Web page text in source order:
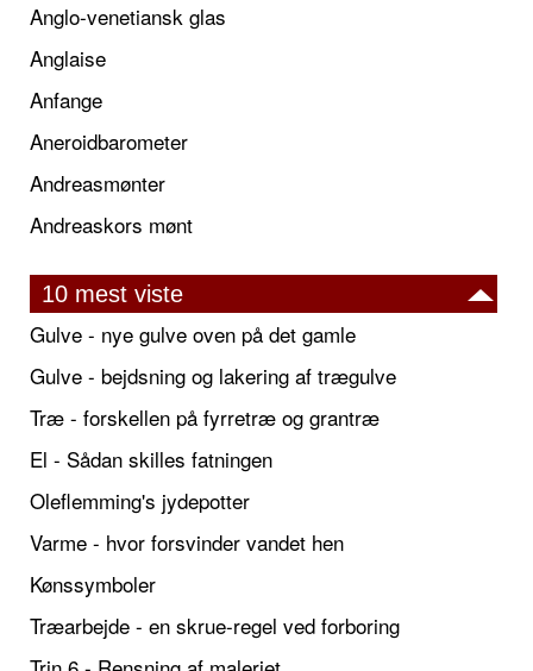
Anglo-venetiansk glas
Anglaise
Anfange
Aneroidbarometer
Andreasmønter
Andreaskors mønt
10 mest viste
Gulve - nye gulve oven på det gamle
Gulve - bejdsning og lakering af trægulve
Træ - forskellen på fyrretræ og grantræ
El - Sådan skilles fatningen
Oleflemming's jydepotter
Varme - hvor forsvinder vandet hen
Kønssymboler
Træarbejde - en skrue-regel ved forboring